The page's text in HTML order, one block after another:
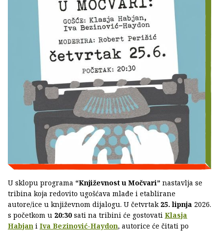
U sklopu programa “Književnost u Močvari” nastavlja se
tribina koja redovito ugošćava mlađe i etablirane
autore/ice u književnom dijalogu. U četvrtak 25. lipnja 2026.
s početkom u 20:30 sati na tribini će gostovati Klasja
Habjan i Iva Bezinović-Haydon, autorice će čitati po